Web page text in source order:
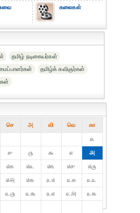
கலைகள்
தமிழ் நடிகையர்கள்
தமிழ்க் கவிஞர்கள்
செ அ வி வெ கா
௧
௪ ௫ ௬ ௭
௮
௰௧ ௰௨ ௰௩ ௰௪
௰௫
௰௮ ௰௯ ௨௰ ௨௧
௨௨
௨௫ ௨௬ ௨௭ ௨௮
௨௯